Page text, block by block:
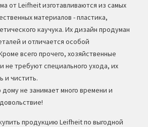
от Leifheit изготавливаются из самых
материалов - пластика,
каучука. Их дизайн продуман
и отличается особой
всего прочего, хозяйственные
не требуют специального ухода, их
и чистить.
не занимает много времени и
продукцию Leifheit по выгодной